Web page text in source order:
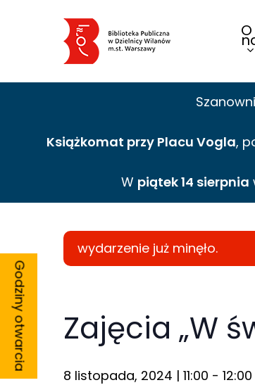
O
Książkomat przy Placu Vogla,
W piątek 14 sierpnia
wydarzenie już minęło.
Zajęcia „W
8 listopada, 2024 | 11:00 - 12:00
Godziny otwarcia